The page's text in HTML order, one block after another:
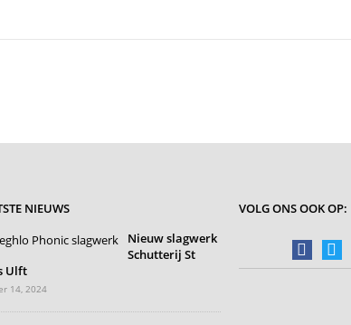
NIEUWS
Nieuw slagwerk
Schutterij St
Ulft
14, 2024
VOLG ONS OOK OP:
facebooktwitter